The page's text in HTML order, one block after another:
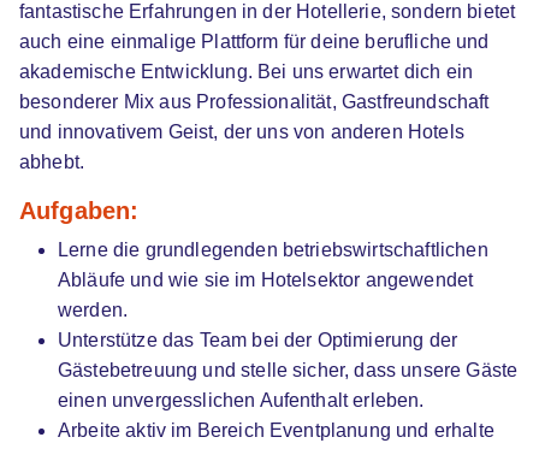
Duales Studium BWL Hotelmanagement |
Primestar Hotel GmbH c/o Holiday Inn Express
Düsseldorf Haup... iba | University of Cooperative
Education
01.10.2026
fantastische Erfahrungen in der Hotellerie, sondern bietet
auch eine einmalige Plattform für deine berufliche und
akademische Entwicklung. Bei uns erwartet dich ein
besonderer Mix aus Professionalität, Gastfreundschaft
und innovativem Geist, der uns von anderen Hotels
abhebt.
Aufgaben:
Lerne die grundlegenden betriebswirtschaftlichen
Abläufe und wie sie im Hotelsektor angewendet
werden.
Unterstütze das Team bei der Optimierung der
Gästebetreuung und stelle sicher, dass unsere Gäste
einen unvergesslichen Aufenthalt erleben.
Arbeite aktiv im Bereich Eventplanung und erhalte